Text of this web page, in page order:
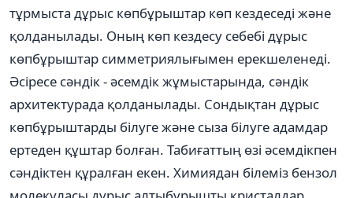
тұрмыста дұрыс көпбұрыштар көп кездеседі және
қолданылады. Оның көп кездесу себебі дұрыс
көпбұрыштар симметриялығымен ерекшеленеді.
Әсіресе сәндік - әсемдік жұмыстарында, сәндік
архитектурада қолданылады. Сондықтан дұрыс
көпбұрыштарды білуге және сыза білуге адамдар
ертеден құштар болған. Табиғаттың өзі әсемдікпен
сәндіктен құралған екен. Химиядан білеміз бензол